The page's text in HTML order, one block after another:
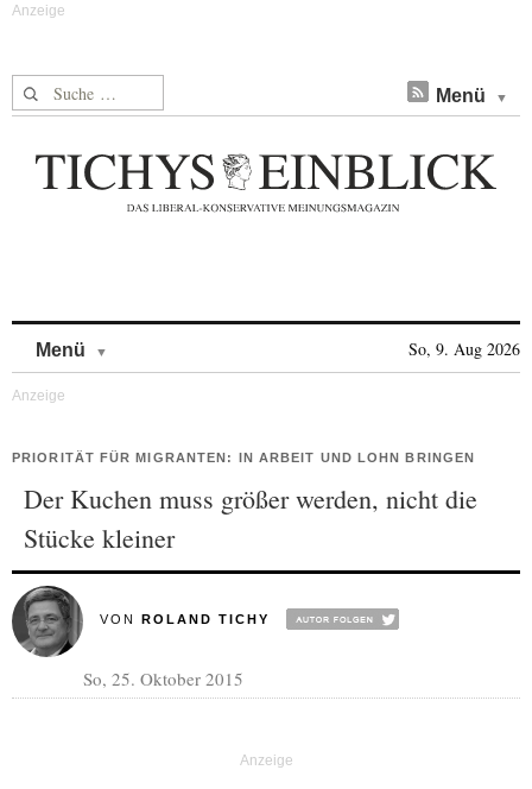
Suche nach: Menü
Menü So, 9. Aug 2026
PRIORITÄT FÜR MIGRANTEN: IN ARBEIT UND LOHN BRINGEN
Der Kuchen muss größer werden, nicht die
Stücke kleiner
VON ROLAND TICHY
So, 25. Oktober 2015